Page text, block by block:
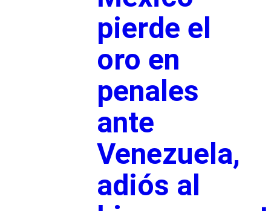
pierde el
oro en
penales
ante
Venezuela,
adiós al